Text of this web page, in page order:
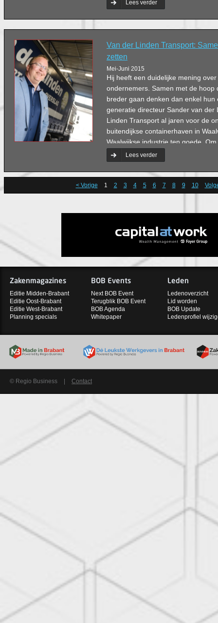
Lees verder
Van der Linden Transport:
zetten
Mei-Juni 2015
Hij heeft een duidelijke mening over
ondernemers. Samen met de hoop
breder gaan denken dan enkel
generatie directeur Sander van der
Linden Transport al jaren voor de
buitendijkse containerhaven in
Waalwijkse industrie ten goede.
te houden in de toekomst, is de
een absolute must.’
Lees verder
< Vorige 1 2 3 4 5 6 7 8 9 10
Zakenmagazines
Editie Midden-Brabant
Editie Oost-Brabant
Editie West-Brabant
Planning specials
BOB Events
Next BOB Event
Terugblik BOB Event
BOB Agenda
Whitepaper
Leden
Ledenoverzicht
Lid worden
BOB Update
Ledenprofiel
© Regio Business Contact